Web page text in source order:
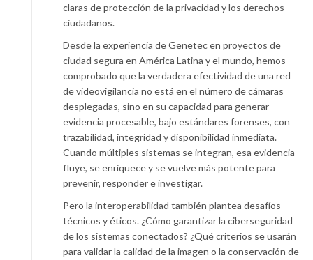
claras de protección de la privacidad y los derechos
ciudadanos.
Desde la experiencia de Genetec en proyectos de
ciudad segura en América Latina y el mundo, hemos
comprobado que la verdadera efectividad de una red
de videovigilancia no está en el número de cámaras
desplegadas, sino en su capacidad para generar
evidencia procesable, bajo estándares forenses, con
trazabilidad, integridad y disponibilidad inmediata.
Cuando múltiples sistemas se integran, esa evidencia
fluye, se enriquece y se vuelve más potente para
prevenir, responder e investigar.
Pero la interoperabilidad también plantea desafíos
técnicos y éticos. ¿Cómo garantizar la ciberseguridad
de los sistemas conectados? ¿Qué criterios se usarán
para validar la calidad de la imagen o la conservación de